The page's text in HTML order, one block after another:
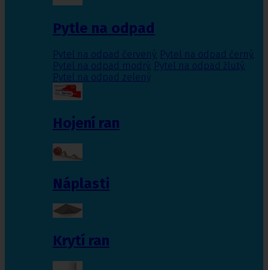
Pytle na odpad
Pytel na odpad červený, Pytel na odpad černý,
Pytel na odpad modrý, Pytel na odpad žlutý,
Pytel na odpad zelený
Hojení ran
Náplasti
Krytí ran